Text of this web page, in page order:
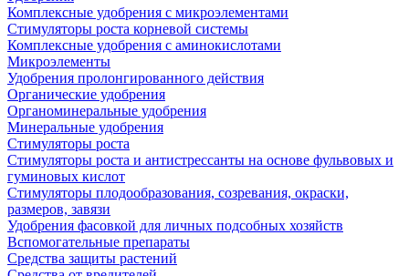
Комплексные удобрения с микроэлементами
Стимуляторы роста корневой системы
Комплексные удобрения с аминокислотами
Микроэлементы
Удобрения пролонгированного действия
Органические удобрения
Органоминеральные удобрения
Минеральные удобрения
Стимуляторы роста
Стимуляторы роста и антистрессанты на основе фульвовых и
гуминовых кислот
Стимуляторы плодообразования, созревания, окраски,
размеров, завязи
Удобрения фасовкой для личных подсобных хозяйств
Вспомогательные препараты
Средства защиты растений